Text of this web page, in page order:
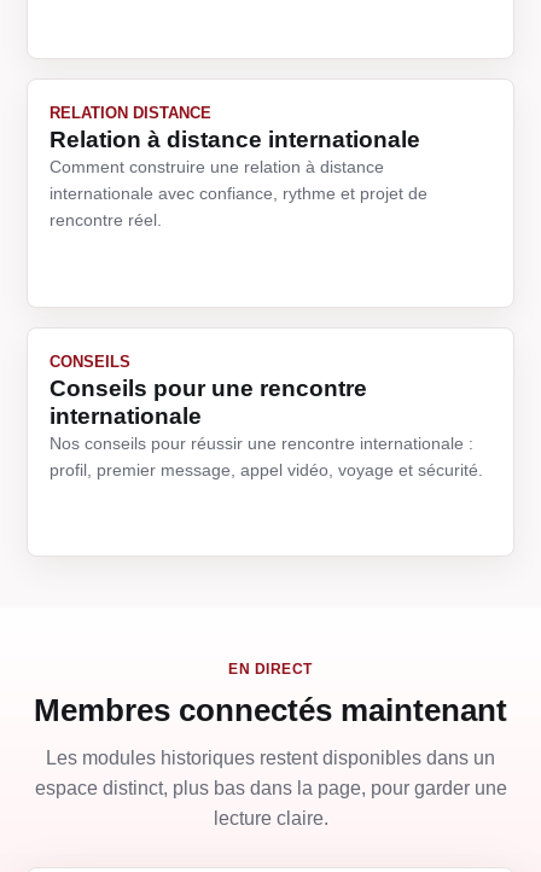
RELATION DISTANCE
Relation à distance internationale
Comment construire une relation à distance
internationale avec confiance, rythme et projet de
rencontre réel.
CONSEILS
Conseils pour une rencontre
internationale
Nos conseils pour réussir une rencontre internationale :
profil, premier message, appel vidéo, voyage et sécurité.
EN DIRECT
Membres connectés maintenant
Les modules historiques restent disponibles dans un
espace distinct, plus bas dans la page, pour garder une
lecture claire.